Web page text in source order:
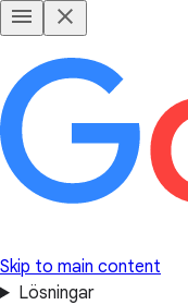
Skip to main content
Lösningar